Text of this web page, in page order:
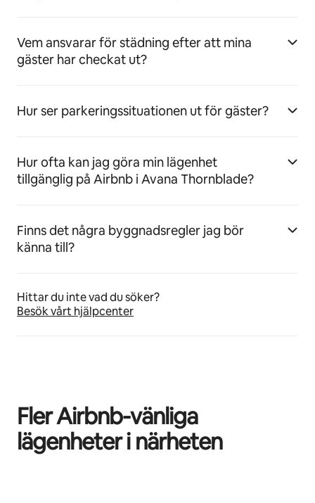
Vem ansvarar för städning efter att mina
gäster har checkat ut?
Hur ser parkeringssituationen ut för gäster?
Hur ofta kan jag göra min lägenhet
tillgänglig på Airbnb i Avana Thornblade?
Finns det några byggnadsregler jag bör
känna till?
Hittar du inte vad du söker?
Besök vårt hjälpcenter
Fler Airbnb-vänliga
lägenheter i närheten